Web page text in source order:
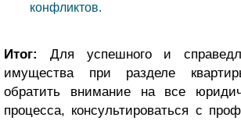
конфликтов.
Итог:
Для успешного и
имущества при разделе
обратить внимание на все
процесса, консультироваться с